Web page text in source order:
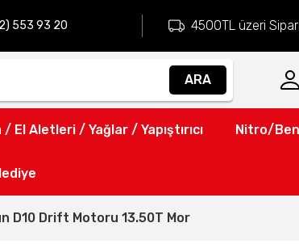
553 93 20 4500TL üzeri
ARA
/ El Aletleri / Yağlar / Yapıştırıcı Nitro/
D10 Drift Motoru 13.50T Mor